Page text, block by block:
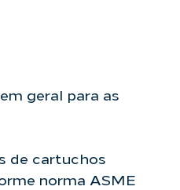
geral para as
de cartuchos
norma ASME